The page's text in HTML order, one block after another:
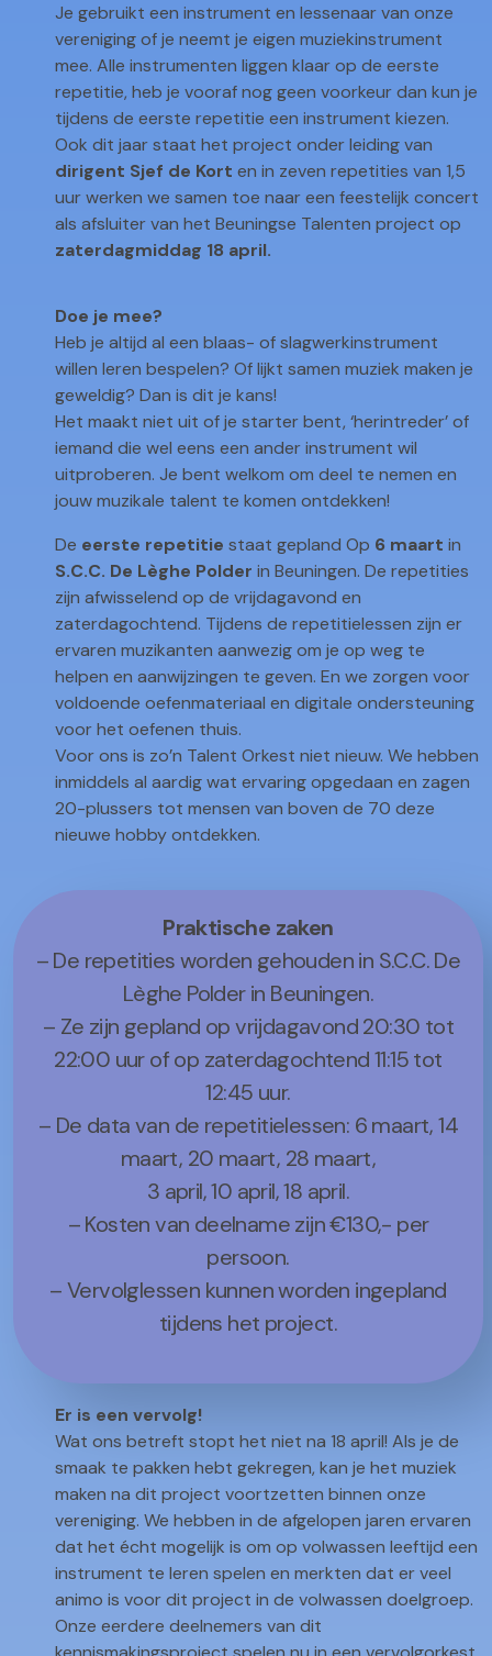
Je gebruikt een instrument en lessenaar van onze
vereniging of je neemt je eigen muziekinstrument
mee. Alle instrumenten liggen klaar op de eerste
repetitie, heb je vooraf nog geen voorkeur dan kun je
tijdens de eerste repetitie een instrument kiezen.
Ook dit jaar staat het project onder leiding van
dirigent Sjef de Kort en in zeven repetities van 1,5
uur werken we samen toe naar een feestelijk concert
als afsluiter van het Beuningse Talenten project op
zaterdagmiddag 18 april.
Doe je mee?
Heb je altijd al een blaas- of slagwerkinstrument
willen leren bespelen? Of lijkt samen muziek maken je
geweldig? Dan is dit je kans!
Het maakt niet uit of je starter bent, ‘herintreder’ of
iemand die wel eens een ander instrument wil
uitproberen. Je bent welkom om deel te nemen en
jouw muzikale talent te komen ontdekken!
De eerste repetitie staat gepland Op 6 maart in
S.C.C. De Lèghe Polder in Beuningen. De repetities
zijn afwisselend op de vrijdagavond en
zaterdagochtend. Tijdens de repetitielessen zijn er
ervaren muzikanten aanwezig om je op weg te
helpen en aanwijzingen te geven. En we zorgen voor
voldoende oefenmateriaal en digitale ondersteuning
voor het oefenen thuis.
Voor ons is zo’n Talent Orkest niet nieuw. We hebben
inmiddels al aardig wat ervaring opgedaan en zagen
20-plussers tot mensen van boven de 70 deze
nieuwe hobby ontdekken.
Praktische zaken
– De repetities worden gehouden in S.C.C. De
Lèghe Polder in Beuningen.
– Ze zijn gepland op vrijdagavond 20:30 tot
22:00 uur of op zaterdagochtend 11:15 tot
12:45 uur.
– De data van de repetitielessen: 6 maart, 14
maart, 20 maart, 28 maart,
3 april, 10 april, 18 april.
– Kosten van deelname zijn €130,- per
persoon.
– Vervolglessen kunnen worden ingepland
tijdens het project.
Er is een vervolg!
Wat ons betreft stopt het niet na 18 april! Als je de
smaak te pakken hebt gekregen, kan je het muziek
maken na dit project voortzetten binnen onze
vereniging. We hebben in de afgelopen jaren ervaren
dat het écht mogelijk is om op volwassen leeftijd een
instrument te leren spelen en merkten dat er veel
animo is voor dit project in de volwassen doelgroep.
Onze eerdere deelnemers van dit